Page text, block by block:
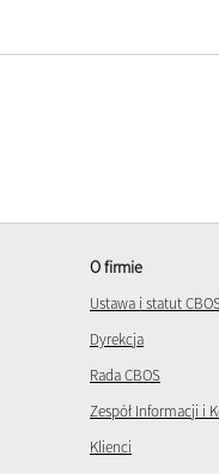
O firmie
Ustawa i statut
Dyrekcja
Rada CBOS
Zespół Informacji i
Klienci